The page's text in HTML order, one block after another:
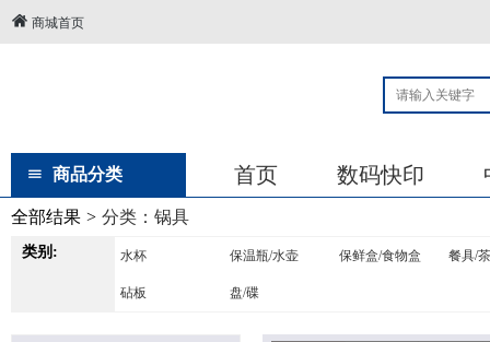
商城首页
商品分类 首页 数码快印
全部结果 > 分类： 锅具
类别: 水杯 保温瓶/水壶 保鲜盒/食物盒 餐具/
砧板 盘/碟